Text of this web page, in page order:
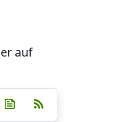
auf
auf Whatsapp
Teilen auf Telegram
teilen
auf XNewsletter